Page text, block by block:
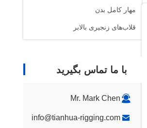
مهار کامل بدن
قلاب‌های زنجیری بالابر
با ما تماس بگیرید
Mr. Mark Chen
info@tianhua-rigging.com